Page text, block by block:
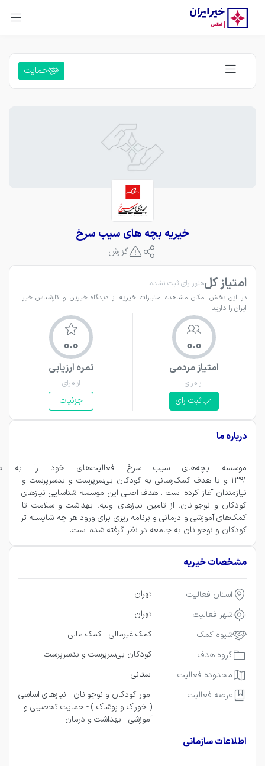
حمایت
خیریه بچه های سیب سرخ
گزارش
امتیاز کلهنوز رای ثبت نشده.
در این بخش امکان مشاهده امتیازات خیریه از دیدگاه خیرین و کارشناس خیر
ایران را دارید
0.0
امتیاز مردمی
از رای
ثبت رای
0.0
نمره ارزیابی
از رای
جزئیات
درباره ما
موسسه بچه‌های سیب سرخ
1391 و با هدف کمک‌رسانی به کودکان بی‌سرپرست و بدسرپرست و
نیازمندان آغاز کرده است . هدف اصلی این موسسه شناسایی نیازهای
کودکان و نوجوانان، از تامین نیازهای اولیه، بهداشت و سلامت تا
کمک‌های آموزشی و درمانی و برنامه ریزی برای ورود هر چه شایسته تر
کودکان و نوجوانان به جامعه در نظر گرفته شده است.
مشخصات خیریه
استان فعالیت
تهران
شهر فعالیت
تهران
شیوه کمک
کمک غیرمالی -کمک مالی
گروه هدف
کودکان بی‌سرپرست و بدسرپرست
محدوده فعالیت
استانی
عرصه فعالیت
امور کودکان و نوجوانان - نیازهای اساسی
( خوراک و پوشاک ) -حمایت تحصیلی و
آموزشی - بهداشت و درمان
اطلاعات سازمانی